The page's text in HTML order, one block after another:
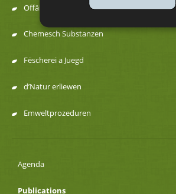
Offäll a Ressourcen
Chemesch Substanzen
Fëscherei a Juegd
d’Natur erliewen
Emweltprozeduren
Agenda
Publications